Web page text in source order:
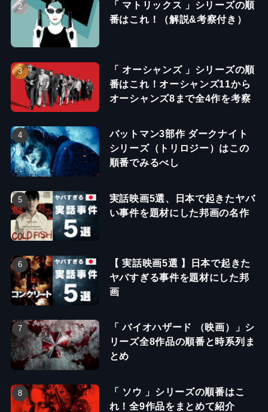
「 マトリックス 」シリーズの順
番はこれ！（解説&考察付き）
「 オーシャンズ 」シリーズの順
番はこれ！オーシャンズ11から
オーシャンズ8まで全4作を考察
バットマン3部作 ダークナイト
シリーズ（トリロジー）はこの
順番でみるべし
実話映画5選、日本で起きたヤバ
い事件を題材にした邦画の名作
【 実話映画5選 】日本で起きた
ヤバすぎる事件を題材にした邦
画
「 バイオハザード （映画）」シ
リーズ全8作品の順番と時系列ま
とめ
「 ソウ 」シリーズの順番はこ
れ！全9作品をまとめて紹介